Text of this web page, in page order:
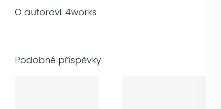
O autorovi: 4works
Podobné příspěvky